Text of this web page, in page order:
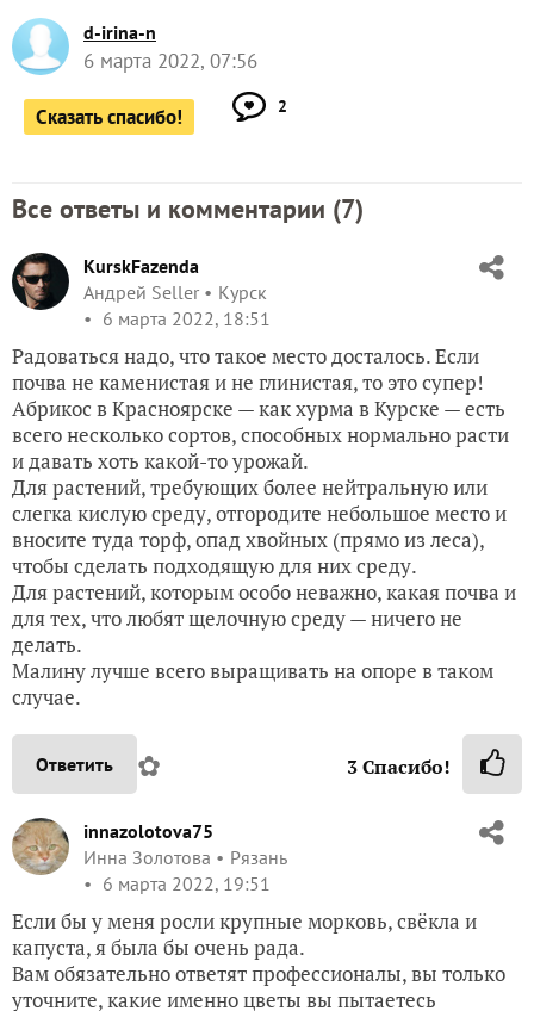
d-irina-n
6 марта 2022, 07:56
Сказать спасибо! 2
Все ответы и комментарии (7)
KurskFazenda
Андрей Seller
Курск
6 марта 2022, 18:51
Радоваться надо, что такое место досталось. Если
почва не каменистая и не глинистая, то это супер!
Абрикос в Красноярске — как хурма в Курске — есть
всего несколько сортов, способных нормально расти
и давать хоть какой-то урожай.
Для растений, требующих более нейтральную или
слегка кислую среду, отгородите небольшое место и
вносите туда торф, опад хвойных (прямо из леса),
чтобы сделать подходящую для них среду.
Для растений, которым особо неважно, какая почва и
для тех, что любят щелочную среду — ничего не
делать.
Малину лучше всего выращивать на опоре в таком
случае.
Ответить ✿ 3Спасибо!
innazolotova75
Инна Золотова
Рязань
6 марта 2022, 19:51
Если бы у меня росли крупные морковь, свёкла и
капуста, я была бы очень рада.
Вам обязательно ответят профессионалы, вы только
уточните, какие именно цветы вы пытаетесь